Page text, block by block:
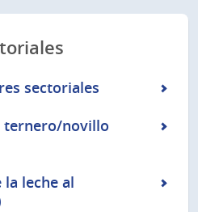
sectoriales
ternero/novillo
leche al